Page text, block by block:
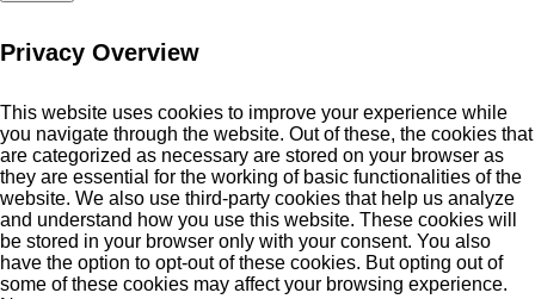
Privacy Overview
This website uses cookies to improve your experience while
you navigate through the website. Out of these, the cookies that
are categorized as necessary are stored on your browser as
they are essential for the working of basic functionalities of the
website. We also use third-party cookies that help us analyze
and understand how you use this website. These cookies will
be stored in your browser only with your consent. You also
have the option to opt-out of these cookies. But opting out of
some of these cookies may affect your browsing experience.